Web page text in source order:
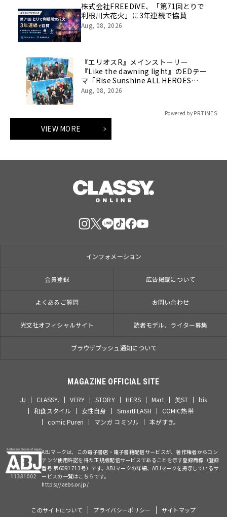
株式会社FREEDiVE、「第71回とりで
利根川大花火」に3年連続で協賛
Aug, 08, 2026
『エリオスR』メインストーリー
『Like the dawning light』のEDテー
マ「Rise Sunshine ALL HEROES
Ver.」がフルサイズ配信決定！
Aug, 08, 2026
Powered by PR TIMES
VIEW MORE
インフォメーション
会員登録 広告掲載について
よくあるご質問 お問い合わせ
光文社オフィシャルサイト 読者モデル、ライター募集
ブラウザプッシュ通知について
MAGAZINE OFFICIAL SITE
JJ CLASSY. VERY STORY HERS Mart 美ST
bis
和食スタイル
女性自身 SmartFLASH
COMIC熱帯
comic Pureri
マンガ コミソル 本がすき。
ABJマークは、この電子書店・電子書籍配信サービスが、著作権者からコン
テンツ使用許諾を得た正規版配信サービスであることを示す登録商標（登録
番号 第6091713号）です。ABJマークの詳細、ABJマークを掲示しているサ
ービスの一覧はこちらです。
https://aebs.or.jp/
このサイトについて プライバシーポリシー サイトマップ